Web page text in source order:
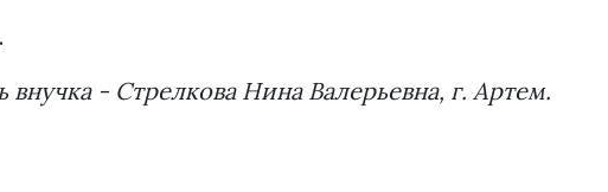
- Стрелкова Нина Валерьевна, г. Артем.